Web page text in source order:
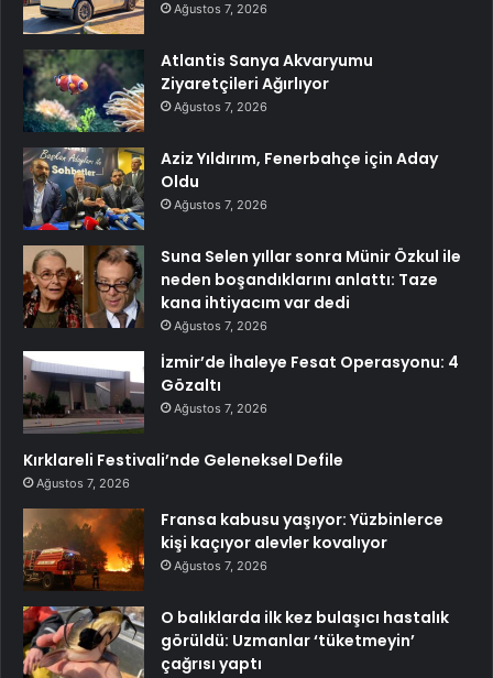
Ağustos 7, 2026
Atlantis Sanya Akvaryumu
Ziyaretçileri Ağırlıyor
Ağustos 7, 2026
Aziz Yıldırım, Fenerbahçe için Aday
Oldu
Ağustos 7, 2026
Suna Selen yıllar sonra Münir Özkul ile
neden boşandıklarını anlattı: Taze
kana ihtiyacım var dedi
Ağustos 7, 2026
İzmir’de İhaleye Fesat Operasyonu: 4
Gözaltı
Ağustos 7, 2026
Kırklareli Festivali’nde Geleneksel Defile
Ağustos 7, 2026
Fransa kabusu yaşıyor: Yüzbinlerce
kişi kaçıyor alevler kovalıyor
Ağustos 7, 2026
O balıklarda ilk kez bulaşıcı hastalık
görüldü: Uzmanlar ‘tüketmeyin’
çağrısı yaptı